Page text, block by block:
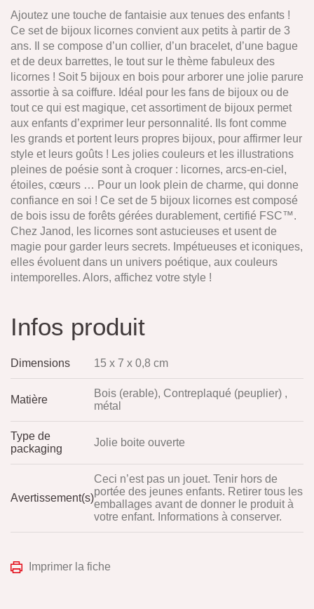
Ajoutez une touche de fantaisie aux tenues des enfants !
Ce set de bijoux licornes convient aux petits à partir de 3
ans. Il se compose d’un collier, d’un bracelet, d’une bague
et de deux barrettes, le tout sur le thème fabuleux des
licornes ! Soit 5 bijoux en bois pour arborer une jolie parure
assortie à sa coiffure. Idéal pour les fans de bijoux ou de
tout ce qui est magique, cet assortiment de bijoux permet
aux enfants d’exprimer leur personnalité. Ils font comme
les grands et portent leurs propres bijoux, pour affirmer leur
style et leurs goûts ! Les jolies couleurs et les illustrations
pleines de poésie sont à croquer : licornes, arcs-en-ciel,
étoiles, cœurs … Pour un look plein de charme, qui donne
confiance en soi ! Ce set de 5 bijoux licornes est composé
de bois issu de forêts gérées durablement, certifié FSC™.
Chez Janod, les licornes sont astucieuses et usent de
magie pour garder leurs secrets. Impétueuses et iconiques,
elles évoluent dans un univers poétique, aux couleurs
intemporelles. Alors, affichez votre style !
Infos produit
Dimensions 15 x 7 x 0,8 cm
Matière
Bois (erable), Contreplaqué (peuplier) ,
métal
Type de
packaging
Jolie boite ouverte
Avertissement(s)
Ceci n’est pas un jouet. Tenir hors de
portée des jeunes enfants. Retirer tous les
emballages avant de donner le produit à
votre enfant. Informations à conserver.
Imprimer la fiche